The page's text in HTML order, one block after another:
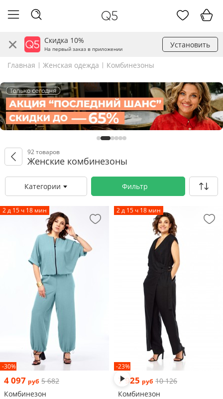
Скидка 10%
На первый заказ в приложении Установить
Главная Женская одежда Комбинезоны
92 товаров
Женские комбинезоны
Категории Фильтр
2 д 15 ч 18 мин
-30%
4 097 руб 5 682
Комбинезон
2 д 15 ч 18 мин
-23%
7 925 руб 10 126
Комбинезон